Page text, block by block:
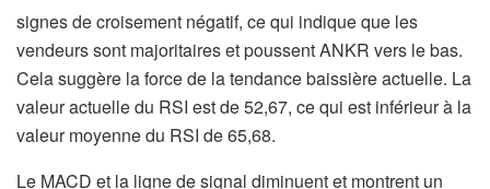
signes de croisement négatif, ce qui indique que les
vendeurs sont majoritaires et poussent ANKR vers le bas.
Cela suggère la force de la tendance baissière actuelle. La
valeur actuelle du RSI est de 52,67, ce qui est inférieur à la
valeur moyenne du RSI de 65,68.
Le MACD et la ligne de signal diminuent et montrent un